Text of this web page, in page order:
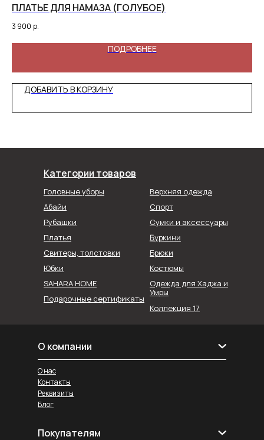
ПЛАТЬЕ ДЛЯ НАМАЗА (ГОЛУБОЕ)
3 900 р.
ПОДРОБНЕЕ
ДОБАВИТЬ В КОРЗИНУ
Категории товаров
Головные уборы
Абайи
Рубашки
Коллекция 17
Спорт
Верхняя одежда
Сумки и аксессуары
Юбки
Брюки
SAHARA HOME
Платья
Свитеры, толстовки
Буркини
Костюмы
Подарочные сертификаты
Одежда для Хаджа и
Умры
О компании
Реквизиты
Блог
О нас
Контакты
Покупателям